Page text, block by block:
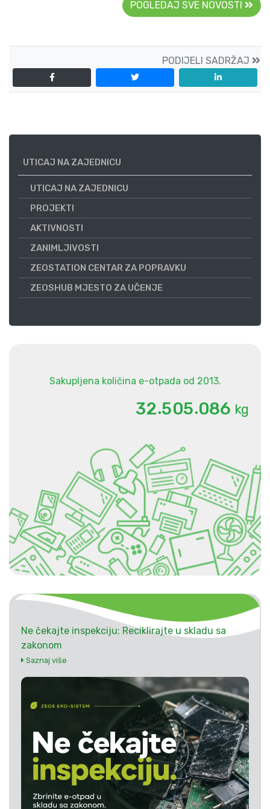
POGLEDAJ SVE NOVOSTI
PODIJELI SADRŽAJ
UTICAJ NA ZAJEDNICU
UTICAJ NA ZAJEDNICU
PROJEKTI
AKTIVNOSTI
ZANIMLJIVOSTI
ZEOSTATION CENTAR ZA POPRAVKU
ZEOSHUB MJESTO ZA UČENJE
Sakupljena količina e-otpada od 2013.
32.505.086 kg
Ne čekajte inspekciju: Reciklirajte u skladu sa
zakonom
Saznaj više